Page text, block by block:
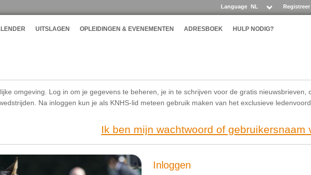
Registreer
Language NL
UITSLAGEN OPLEIDINGEN & EVENEMENTEN ADRESBOEK HULP NODIG?
omgeving. Log in om je gegevens te beheren, je in te schrijven voor de gratis nieuwsbrieven,
Na inloggen kun je als KNHS-lid meteen gebruik maken van het exclusieve
Ik ben mijn wachtwoord of gebruikersnaam
Inloggen